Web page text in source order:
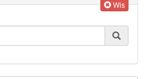
Wis